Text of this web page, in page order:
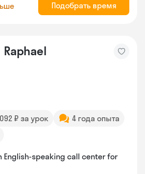
Подобрать время
Raphael
₽ за урок
4 года опыта
English-speaking call center for